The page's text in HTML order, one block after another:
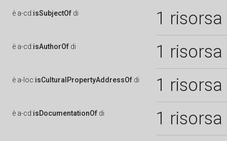
è a-cd:isSubjectOf di 1 risorsa
è a-cd:isAuthorOf di 1 risorsa
è a-loc:isCulturalPropertyAddressOf di 1 risorsa
è a-cd:isDocumentationOf di 1 risorsa